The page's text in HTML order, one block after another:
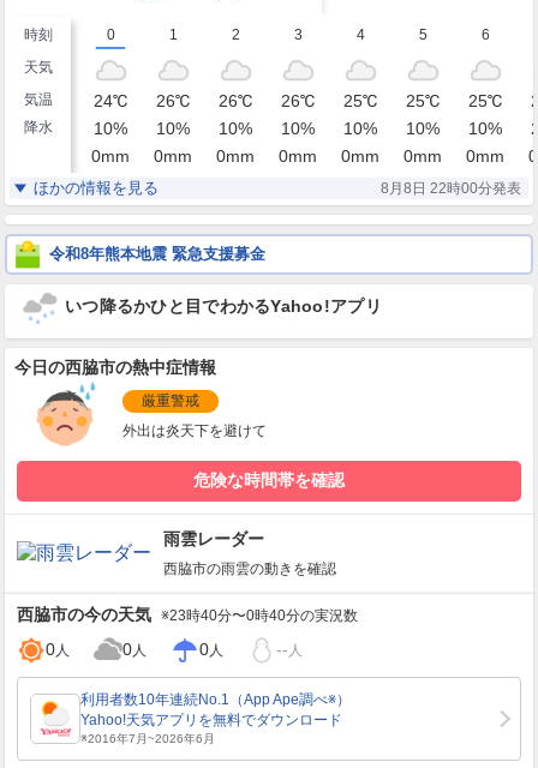
時刻 0 1 2 3 4 5
6
天気
気温
24℃ 26℃ 26℃ 26℃ 25℃ 25℃ 25℃
降水 10% 10% 10% 10% 10% 10% 10%
0mm 0mm 0mm 0mm 0mm 0mm 0mm 0
湿度 94 % 88 % 88%
風
静穏
0m/s
静穏
0m/s
静穏
0m/s
静穏
0m/s
東北東
1m/s
北東
1m/s
北東
1m/s
ほかの情報を見る 8月8日 22時00分発表
令和8年熊本地震 緊急支援募金
いつ降るかひと目でわかるYahoo!アプリ
今日の西脇市の熱中症情報
厳重警戒
外出は炎天下を避けて
危険な時間帯を確認
雨雲レーダー
西脇市の雨雲の動きを確認
西脇市の今の天気 ※23時40分〜0時40分の実況数
0人 0人 0人 -- 人